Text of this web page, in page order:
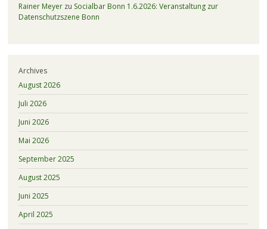
Rainer Meyerzu Socialbar Bonn 1.6.2026: Veranstaltung zur
Datenschutzszene Bonn
Archives
August 2026
Juli 2026
Juni 2026
Mai 2026
September 2025
August 2025
Juni 2025
April 2025